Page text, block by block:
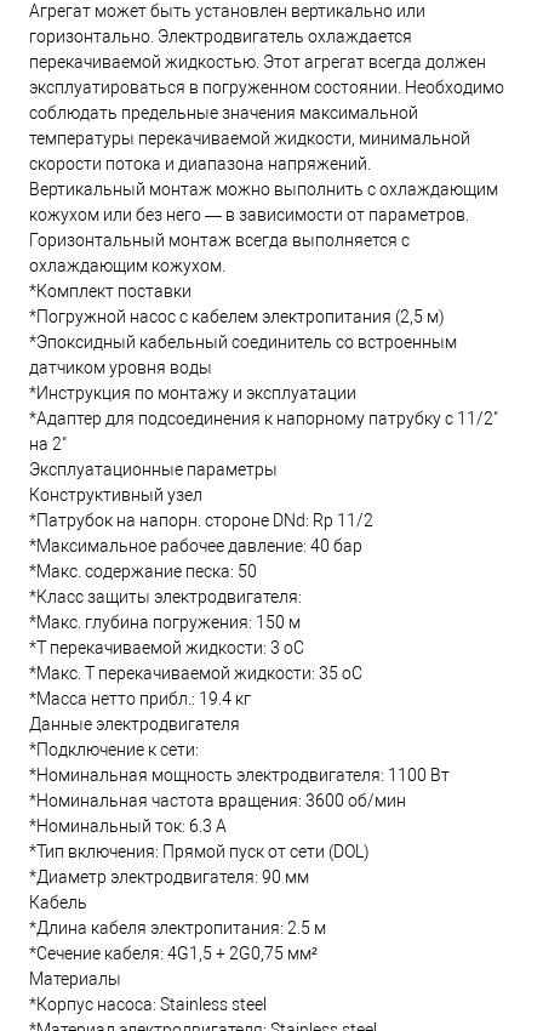
Агрегат может быть установлен вертикально или
горизонтально. Электродвигатель охлаждается
перекачиваемой жидкостью. Этот агрегат всегда должен
эксплуатироваться в погруженном состоянии. Необходимо
соблюдать предельные значения максимальной
температуры перекачиваемой жидкости, минимальной
скорости потока и диапазона напряжений.
Вертикальный монтаж можно выполнить с охлаждающим
кожухом или без него — в зависимости от параметров.
Горизонтальный монтаж всегда выполняется с
охлаждающим кожухом.
*Комплект поставки
*Погружной насос с кабелем электропитания (2,5 м)
*Эпоксидный кабельный соединитель со встроенным
датчиком уровня воды
*Инструкция по монтажу и эксплуатации
*Адаптер для подсоединения к напорному патрубку с 11/2"
на 2"
Эксплуатационные параметры
Конструктивный узел
*Патрубок на напорн. стороне DNd: Rp 11/2
*Максимальное рабочее давление: 40 бар
*Макс. содержание песка: 50
*Класс защиты электродвигателя:
*Макс. глубина погружения: 150 м
*Т перекачиваемой жидкости: 3 oC
*Макс. T перекачиваемой жидкости: 35 oC
*Масса нетто прибл.: 19.4 кг
Данные электродвигателя
*Подключение к сети:
*Номинальная мощность электродвигателя: 1100 Вт
*Номинальная частота вращения: 3600 об/мин
*Номинальный ток: 6.3 А
*Тип включения: Прямой пуск от сети (DOL)
*Диаметр электродвигателя: 90 мм
Кабель
*Длина кабеля электропитания: 2.5 м
*Сечение кабеля: 4G1,5 + 2G0,75 мм²
Материалы
*Корпус насоса: Stainless steel